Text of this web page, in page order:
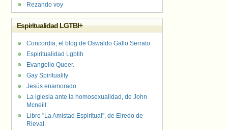
Rezando voy
Espiritualidad LGTBI+
Concordia, el blog de Oswaldo Gallo Serrato
Espiritualidad Lgbtih
Evangelio Queer.
Gay Spirituality
Jesús enamorado
La iglesia ante la homosexualidad, de John
Mcneill
Libro "La Amistad Espiritual", de Elredo de
Rieval.